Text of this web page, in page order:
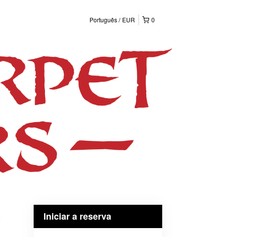
0
Português EUR
Iniciar a reserva